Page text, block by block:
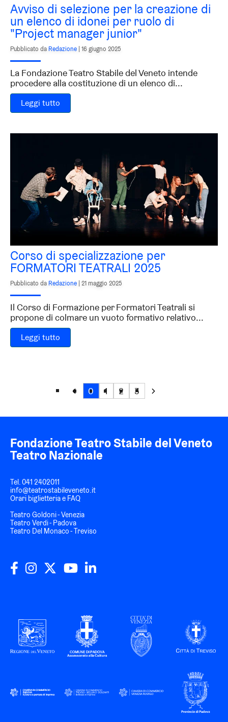
Avviso di selezione per la creazione di
un elenco di idonei per ruolo di
"Project manager junior"
Pubblicato da Redazione | 16 giugno 2025
La Fondazione Teatro Stabile del Veneto intende
procedere alla costituzione di un elenco di...
Leggi tutto
Corso di specializzazione per
FORMATORI TEATRALI 2025
Pubblicato da Redazione | 21 maggio 2025
Il Corso di Formazione per Formatori Teatrali si
propone di colmare un vuoto formativo relativo...
Leggi tutto
0 1 2 3
Fondazione Teatro Stabile del Veneto
Teatro Nazionale
Tel.041 2402011
info@teatrostabileveneto.it
Orari biglietteria e FAQ
Teatro Goldoni - Venezia
Teatro Verdi - Padova
Teatro Del Monaco - Treviso